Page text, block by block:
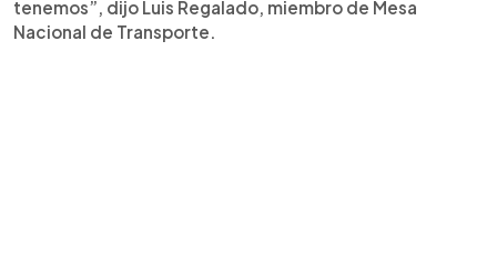
tenemos”, dijo Luis Regalado, miembro de Mesa
Nacional de Transporte.